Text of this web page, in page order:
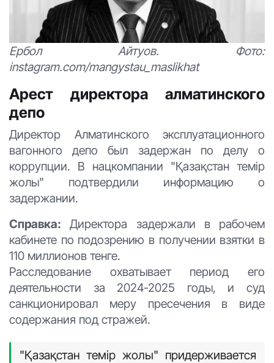
Ербол Айтуов. Фото:
instagram.com/mangystau_maslikhat
Арест директора алматинского
депо
Директор Алматинского эксплуатационного
вагонного депо был задержан по делу о
коррупции. В нацкомпании "Қазақстан темір
жолы" подтвердили информацию о
задержании.
Справка: Директора задержали в рабочем
кабинете по подозрению в получении взятки в
110 миллионов тенге.
Расследование охватывает период его
деятельности за 2024-2025 годы, и суд
санкционировал меру пресечения в виде
содержания под стражей.
"Қазақстан темір жолы" придерживается